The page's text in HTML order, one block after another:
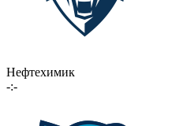
Нефтехимик
-:-